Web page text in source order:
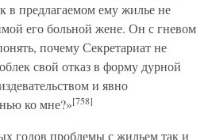
в предлагаемом ему жилье не
его больной жене. Он с гневом
почему Секретариат не
свой отказ в форму дурной
и явно
ко мне?»[758]
годов проблемы с жильем так и